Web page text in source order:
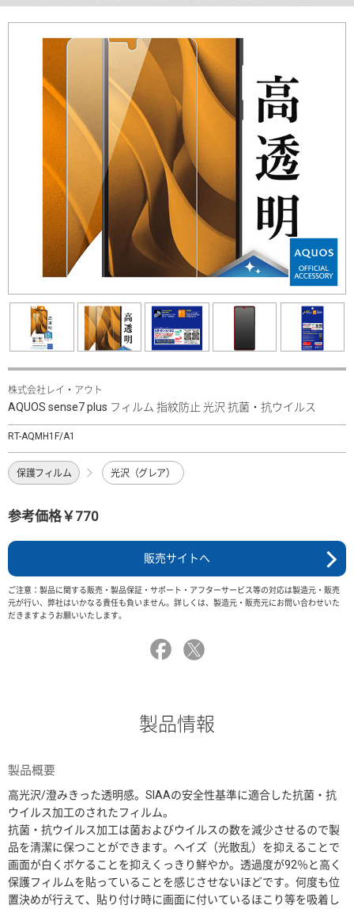
株式会社レイ・アウト
AQUOS sense7 plus フィルム 指紋防止 光沢 抗菌・抗ウイルス
RT-AQMH1F/A1
保護フィルム 光沢（グレア）
参考価格￥770
販売サイトへ
ご注意：製品に関する販売・製品保証・サポート・アフターサービス等の対応は製造元・販売
元が行い、弊社はいかなる責任も負いません。詳しくは、製造元・販売元にお問い合わせいた
だきますようお願いいたします。
製品情報
製品概要
高光沢/澄みきった透明感。SIAAの安全性基準に適合した抗菌・抗
ウイルス加工のされたフィルム。
抗菌・抗ウイルス加工は菌およびウイルスの数を減少させるので製
品を清潔に保つことができます。ヘイズ（光散乱）を抑えることで
画面が白くボケることを抑えくっきり鮮やか。透過度が92％と高く
保護フィルムを貼っていることを感じさせないほどです。何度も位
置決めが行えて、貼り付け時に画面に付いているほこり等を吸着し